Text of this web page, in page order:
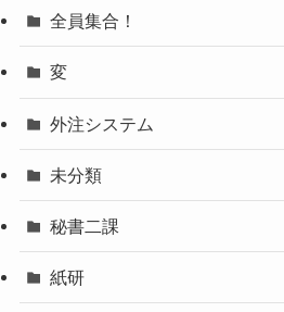
全員集合！
変
外注システム
未分類
秘書二課
紙研